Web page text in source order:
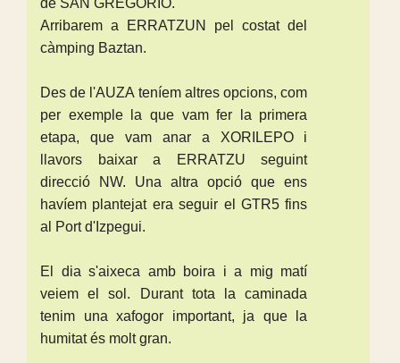
de SAN GREGORIO.
Arribarem a ERRATZUN pel costat del
càmping Baztan.
Des de l'AUZA teníem altres opcions, com
per exemple la que vam fer la primera
etapa, que vam anar a XORILEPO i
llavors baixar a ERRATZU seguint
direcció NW. Una altra opció que ens
havíem plantejat era seguir el GTR5 fins
al Port d'Izpegui.
El dia s'aixeca amb boira i a mig matí
veiem el sol. Durant tota la caminada
tenim una xafogor important, ja que la
humitat és molt gran.